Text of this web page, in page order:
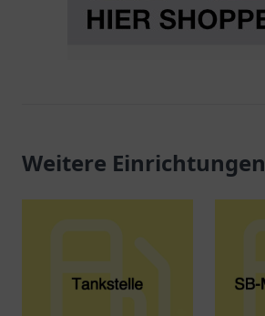
Weitere Einrichtungen